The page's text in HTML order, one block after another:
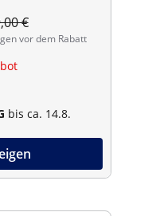
€
vor dem Rabatt
bis ca. 14.8.